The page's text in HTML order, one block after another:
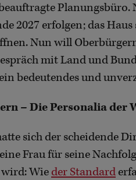
2027 erfolgen; das
Nun will
mit Land und
bedeutendes und
– Die Personalia der
sich der scheidende
Frau für seine
Wieder Standard